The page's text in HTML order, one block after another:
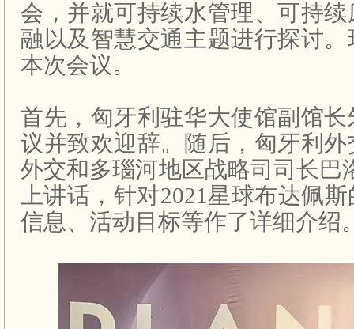
会，并就可持续水管理、可持
融以及智慧交通主题进行探讨
本次会议。
首先，匈牙利驻华大使馆副馆
议并致欢迎辞。随后，匈牙利
外交和多瑙河地区战略司司长巴
上讲话，针对2021星球布达佩
信息、活动目标等作了详细介绍